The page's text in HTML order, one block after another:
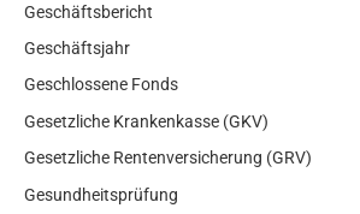
Geschäftsbericht
Geschäftsjahr
Geschlossene Fonds
Gesetzliche Krankenkasse (GKV)
Gesetzliche Rentenversicherung (GRV)
Gesundheitsprüfung